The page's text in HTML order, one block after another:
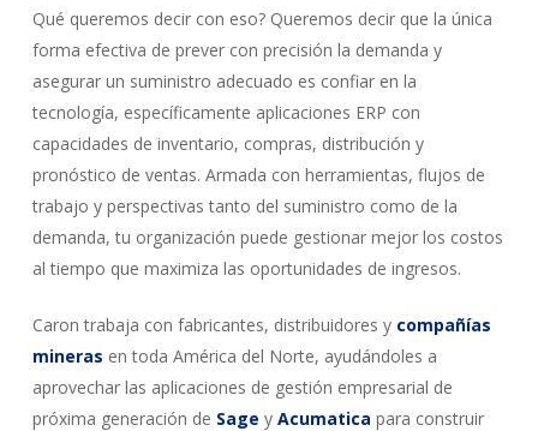
Qué queremos decir con eso? Queremos decir que la única
forma efectiva de prever con precisión la demanda y
asegurar un suministro adecuado es confiar en la
tecnología, específicamente aplicaciones ERP con
capacidades de inventario, compras, distribución y
pronóstico de ventas. Armada con herramientas, flujos de
trabajo y perspectivas tanto del suministro como de la
demanda, tu organización puede gestionar mejor los costos
al tiempo que maximiza las oportunidades de ingresos.
Caron trabaja con fabricantes, distribuidores y compañías
mineras en toda América del Norte, ayudándoles a
aprovechar las aplicaciones de gestión empresarial de
próxima generación de Sage y Acumatica para construir